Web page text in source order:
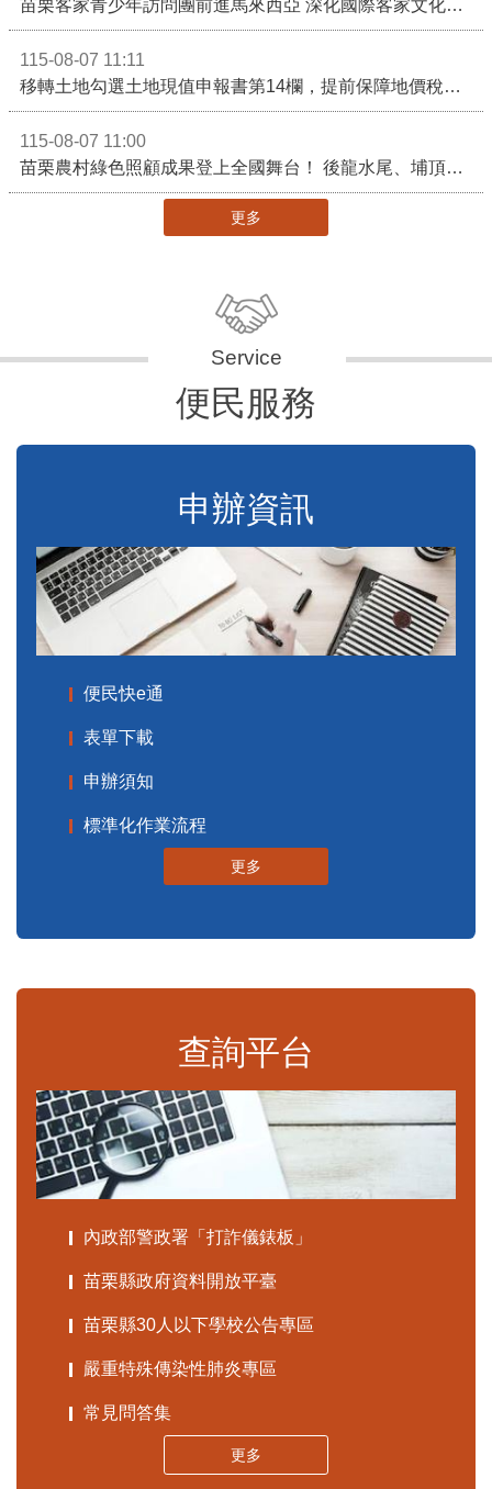
苗栗客家青少年訪問團前進馬來西亞 深化國際客家文化交流
115-08-07 11:11
移轉土地勾選土地現值申報書第14欄，提前保障地價稅節稅權益
115-08-07 11:00
苗栗農村綠色照顧成果登上全國舞台！ 後龍水尾、埔頂社區前進2026高齡健康產業博覽會
更多
便民服務
申辦資訊
便民快e通
表單下載
申辦須知
標準化作業流程
更多
查詢平台
內政部警政署「打詐儀錶板」
苗栗縣政府資料開放平臺
苗栗縣30人以下學校公告專區
嚴重特殊傳染性肺炎專區
常見問答集
更多